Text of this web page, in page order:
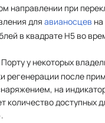
направлении при
дляавианосцев
в квадрате H5 во
у некоторых
регенерации после
на
количество доступных